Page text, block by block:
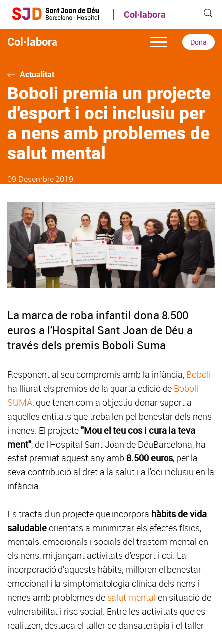
contingut
Col·labora
Col·labora Dona
Actualitat
Boboli premia un projecte
d'esport i oci inclusiu per
a nens amb problemes de
salut mental
09 Desembre 2019
La marca de roba infantil dona 8.500
euros a l'Hospital Sant Joan de Déu a
través dels premis Boboli Suma
Responent al seu compromís amb la infància, Boboli
ha lliurat els premios de la quarta edició de Boboli
SUMA, que tenen com a objectiu donar suport a
aquelles entitats que treballen pel benestar dels nens
i nenes. El projecte"Mou el teu cos i cura la teva
ment", de l'Hospital Sant Joan de DéuBarcelona, ha
estat premiat aquest any amb 8.500 euros, per la
seva contribució al dret a la salut i a l'oci inclusiu en la
infància.
Es tracta d'un projecte que incorpora hàbits de vida
saludableorientats a minimitzar els efectes físics,
mentals, emocionals i socials del trastorn mental en
els nens, mitjançant activitats d'esport i oci. La
incorporació d'aquests hàbits, milloren el benestar
emocional i la simptomatologia clínica dels nens i
nenes amb problemes de salut mental en situació de
vulnerabilitat i risc social. Entre les activitats que es
realitzen, destaca el taller de dansateràpia i el taller